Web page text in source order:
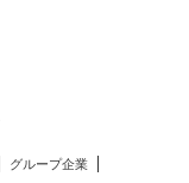
グループ企業